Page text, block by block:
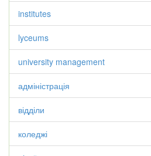
institutes
lyceums
university management
адміністрація
відділи
коледжі